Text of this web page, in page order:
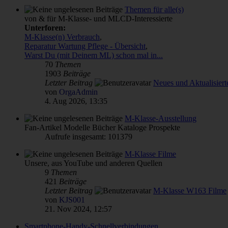
Themen für alle(s)
von & für M-Klasse- und MLCD-Interessierte
Unterforen:
M-Klasse(n) Verbrauch,
Reparatur Wartung Pflege - Übersicht,
Warst Du (mit Deinem ML) schon mal in...
70 Themen
1903 Beiträge
Letzter Beitrag
Neues und
von OrgaAdmin
4. Aug 2026, 13:35
M-Klasse-Ausstellung
Fan-Artikel Modelle Bücher Kataloge Prospekte
Aufrufe insgesamt: 101379
M-Klasse Filme
Unsere, aus YouTube und anderen Quellen
9 Themen
421 Beiträge
Letzter Beitrag
M-Klasse W163 Filme
von KJS001
21. Nov 2024, 12:57
Smartphone-Handy-Schnellverbindungen